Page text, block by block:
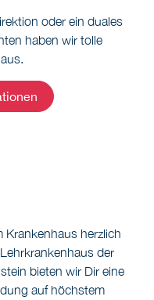
der
auf höchstem
Klinik mit kurzen